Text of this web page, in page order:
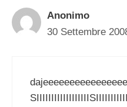
Anonimo
30 Settembre